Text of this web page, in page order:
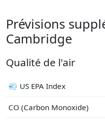
Prévisions
Cambridge
Qualité de l'air
💨 US EPA Index
CO (Carbon Monoxide)